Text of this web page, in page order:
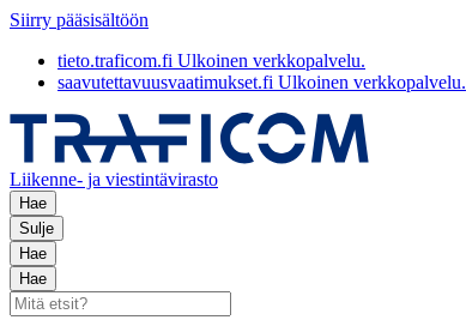
Siirry pääsisältöön
tieto.traficom.fi Ulkoinen verkkopalvelu.
saavutettavuusvaatimukset.fi Ulkoinen verkkopalvelu.
Liikenne- ja viestintävirasto
Hae
Sulje
Hae
Hae